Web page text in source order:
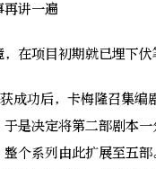
讲一遍
项目初期就已埋下伏
功后，卡梅隆召集编
是决定将第二部剧本
整个系列由此扩展至五